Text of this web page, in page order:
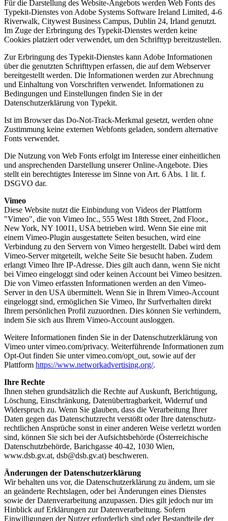
Für die Darstellung des Website-Angebots werden Web Fonts des
Typekit-Dienstes von Adobe Systems Software Ireland Limited, 4-6
Riverwalk, Citywest Business Campus, Dublin 24, Irland genutzt.
Im Zuge der Erbringung des Typekit-Dienstes werden keine
Cookies platziert oder verwendet, um den Schrifttyp bereitzustellen.
Zur Erbringung des Typekit-Dienstes kann Adobe Informationen
über die genutzten Schrifttypen erfassen, die auf dem Webserver
bereitgestellt werden. Die Informationen werden zur Abrechnung
und Einhaltung von Vorschriften verwendet. Informationen zu
Bedingungen und Einstellungen finden Sie in der
Datenschutzerklärung von Typekit.
Ist im Browser das Do-Not-Track-Merkmal gesetzt, werden ohne
Zustimmung keine externen Webfonts geladen, sondern alternative
Fonts verwendet.
Die Nutzung von Web Fonts erfolgt im Interesse einer einheitlichen
und ansprechenden Darstellung unserer Online-Angebote. Dies
stellt ein berechtigtes Interesse im Sinne von Art. 6 Abs. 1 lit. f.
DSGVO dar.
Vimeo
Diese Website nutzt die Einbindung von Videos der Plattform
"Vimeo", die von Vimeo Inc., 555 West 18th Street, 2nd Floor.,
New York, NY 10011, USA betrieben wird. Wenn Sie eine mit
einem Vimeo-Plugin ausgestattete Seiten besuchen, wird eine
Verbindung zu den Servern von Vimeo hergestellt. Dabei wird dem
Vimeo-Server mitgeteilt, welche Seite Sie besucht haben. Zudem
erlangt Vimeo Ihre IP-Adresse. Dies gilt auch dann, wenn Sie nicht
bei Vimeo eingeloggt sind oder keinen Account bei Vimeo besitzen.
Die von Vimeo erfassten Informationen werden an den Vimeo-
Server in den USA übermittelt. Wenn Sie in Ihrem Vimeo-Account
eingeloggt sind, ermöglichen Sie Vimeo, Ihr Surfverhalten direkt
Ihrem persönlichen Profil zuzuordnen. Dies können Sie verhindern,
indem Sie sich aus Ihrem Vimeo-Account ausloggen.
Weitere Informationen finden Sie in der Datenschutz­erklärung von
Vimeo unter vimeo.com/privacy. Weiterführende Informationen zum
Opt-Out finden Sie unter vimeo.com/opt_out, sowie auf der
Plattform https://www.networkadvertising.org/.
Ihre Rechte
Ihnen stehen grundsätzlich die Rechte auf Auskunft, Berichtigung,
Löschung, Einschränkung, Daten­übertrag­barkeit, Widerruf und
Widerspruch zu. Wenn Sie glauben, dass die Verarbeitung Ihrer
Daten gegen das Daten­­schutz­recht verstößt oder Ihre datenschutz­­
rechtlichen Ansprüche sonst in einer anderen Weise verletzt worden
sind, können Sie sich bei der Aufsichts­behörde (Österreichische
Daten­schutz­behörde, Barichgasse 40-42, 1030 Wien,
www.dsb.gv.at, dsb@dsb.gv.at) beschweren.
Änderungen der Datenschutzerklärung
Wir behalten uns vor, die Datenschutz­erklärung zu ändern, um sie
an geänderte Rechtslagen, oder bei Änderungen eines Dienstes
sowie der Datenverarbeitung anzupassen. Dies gilt jedoch nur im
Hinblick auf Erklärungen zur Datenverarbeitung. Sofern
Einwilligungen der Nutzer erforderlich sind oder Bestandteile der